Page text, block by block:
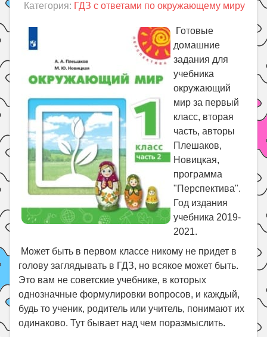
ГДЗ
Праздники
Психология
Летом!
Категория: ГДЗ с ответами по окружающему миру
Готовые
домашние
задания для
учебника
окружающий
мир за первый
класс, вторая
часть, авторы
Плешаков,
Новицкая,
программа
"Перспектива".
Год издания
учебника 2019-
2021.
Может быть в первом классе никому не придет в
голову заглядывать в ГДЗ, но всякое может быть.
Это вам не советские учебнике, в которых
однозначные формулировки вопросов, и каждый,
будь то ученик, родитель или учитель, понимают их
одинаково. Тут бывает над чем поразмыслить.